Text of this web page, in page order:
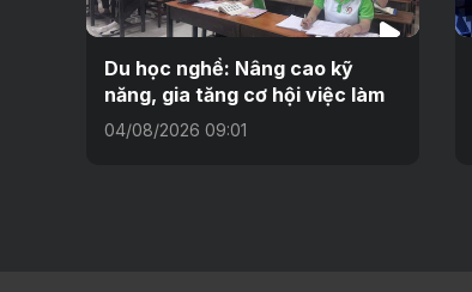
Du học nghề: Nâng cao kỹ
năng, gia tăng cơ hội việc làm
04/08/2026 09:01